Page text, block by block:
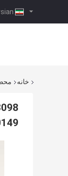
خانه